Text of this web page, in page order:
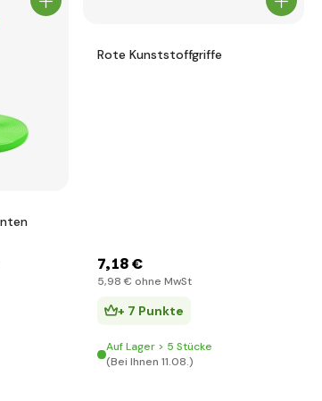
Rote Kunststoffgriffe
7,18 €
5,98 € ohne MwSt
+ 7 Punkte
Auf Lager > 5 Stücke
(Bei Ihnen 11.08.)